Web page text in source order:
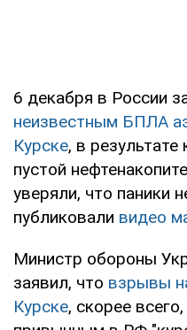
6 декабря в России
неизвестным БПЛА
Курске, в
пустой
уверяли, что паники
публиковали видео
Министр обороны
заявил, что взрывы
Курске, скорее